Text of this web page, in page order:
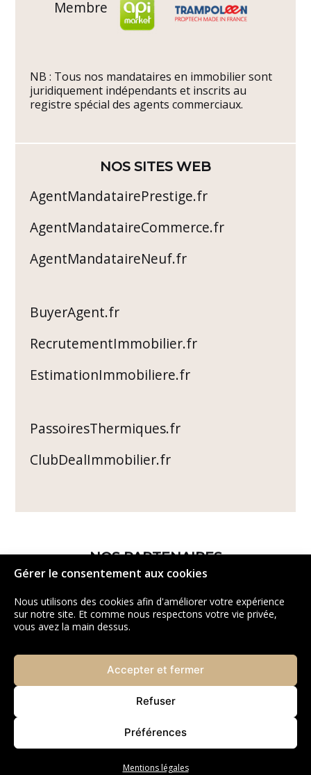
Gérer le consentement aux cookies
Nous utilisons des cookies afin d'améliorer votre expérience
sur notre site. Et comme nous respectons votre vie privée,
vous avez la main dessus.
Accepter et fermer
Refuser
Préférences
Mentions légales
Membre
NB : Tous nos mandataires en immobilier sont
juridiquement indépendants et inscrits au
registre spécial des agents commerciaux.
NOS SITES WEB
AgentMandatairePrestige.fr
AgentMandataireCommerce.fr
AgentMandataireNeuf.fr
BuyerAgent.fr
RecrutementImmobilier.fr
EstimationImmobiliere.fr
PassoiresThermiques.fr
ClubDealImmobilier.fr
NOS PARTENAIRES